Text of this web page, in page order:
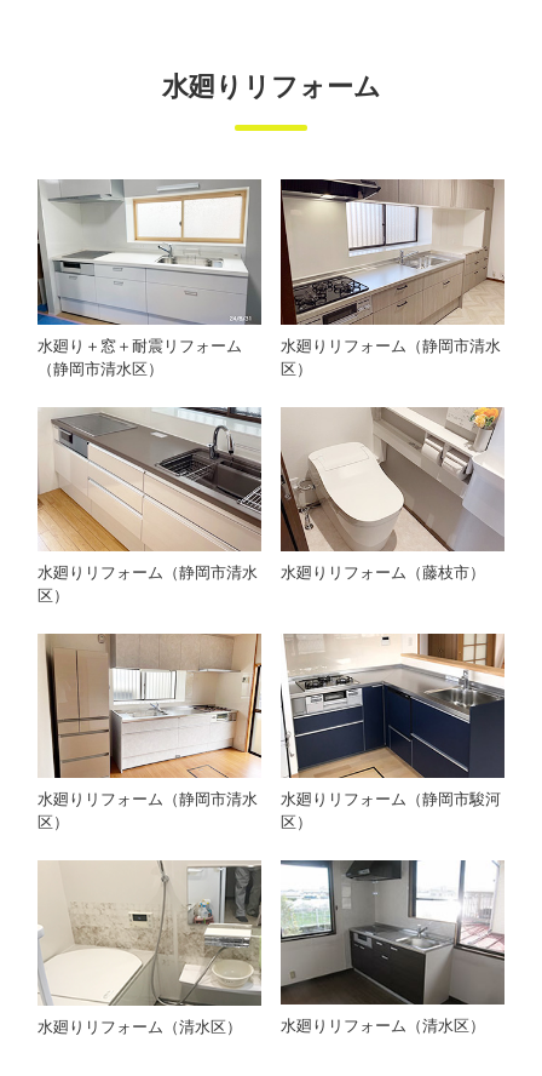
水廻りリフォーム
水廻り＋窓＋耐震リフォーム
（静岡市清水区）
水廻りリフォーム（静岡市清水
区）
水廻りリフォーム（静岡市清水
区）
水廻りリフォーム（藤枝市）
水廻りリフォーム（静岡市清水
区）
水廻りリフォーム（静岡市駿河
区）
水廻りリフォーム（清水区） 水廻りリフォーム（清水区）